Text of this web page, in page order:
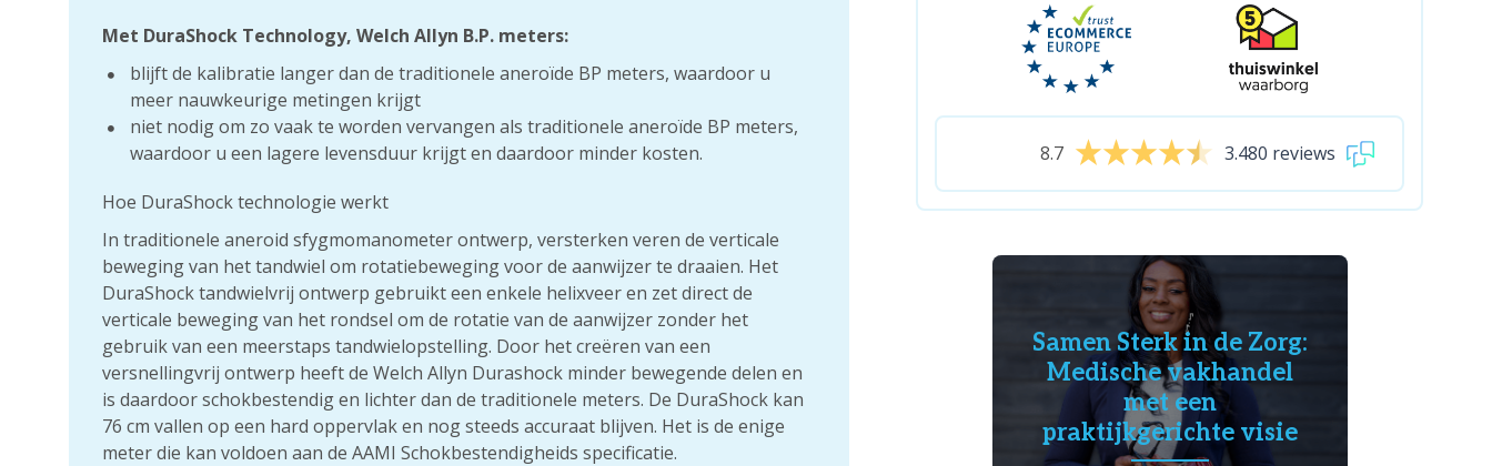
Met DuraShock Technology, Welch Allyn B.P. meters:
blijft de kalibratie langer dan de traditionele aneroïde BP meters, waardoor u
meer nauwkeurige metingen krijgt
niet nodig om zo vaak te worden vervangen als traditionele aneroïde BP meters,
waardoor u een lagere levensduur krijgt en daardoor minder kosten.
Hoe DuraShock technologie werkt
In traditionele aneroid sfygmomanometer ontwerp, versterken veren de verticale
beweging van het tandwiel om rotatiebeweging voor de aanwijzer te draaien. Het
DuraShock tandwielvrij ontwerp gebruikt een enkele helixveer en zet direct de
verticale beweging van het rondsel om de rotatie van de aanwijzer zonder het
gebruik van een meerstaps tandwielopstelling. Door het creëren van een
versnellingvrij ontwerp heeft de Welch Allyn Durashock minder bewegende delen en
is daardoor schokbestendig en lichter dan de traditionele meters. De DuraShock kan
76 cm vallen op een hard oppervlak en nog steeds accuraat blijven. Het is de enige
meter die kan voldoen aan de AAMI Schokbestendigheids specificatie.
8.7 3.480 reviews
Samen Sterk in de Zorg:
Medische vakhandel
met een
praktijkgerichte visie